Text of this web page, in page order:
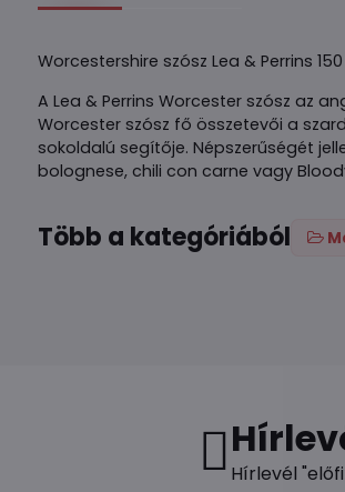
Worcestershire szósz Lea & Perrins
A Lea & Perrins Worcester szósz az
Worcester szósz fő összetevői a
sokoldalú segítője. Népszerűségét
bolognese, chili con carne vagy
Több a kategóriából
Hírlevél